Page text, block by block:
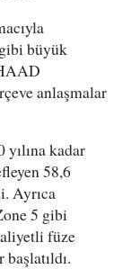
büyük
anlaşmalar
kadar
58,6
Ayrıca
5 gibi
füze